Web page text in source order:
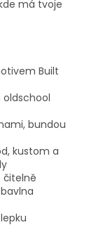
má tvoje
Built
bundou
kustom a
čitelně